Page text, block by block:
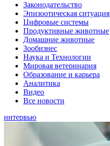
Законодательство
Эпизоотическая ситуация
Цифровые системы
Продуктивные животные
Домашние животные
Зообизнес
Наука и Технологии
Мировая ветеринария
Образование и карьера
Аналитика
Видео
Все новости
интервью